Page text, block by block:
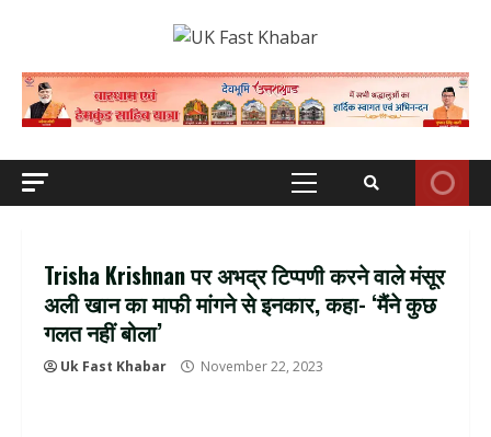
Primary
Trisha Krishnan पर अभद्र टिप्पणी करने वाले मंसूर
अली खान का माफी मांगने से इनकार, कहा- ‘मैंने कुछ
गलत नहीं बोला’
Uk Fast Khabar November 22, 2023